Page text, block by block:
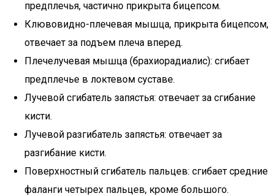
предплечья, частично прикрыта бицепсом.
Клювовидно-плечевая мышца, прикрыта бицепсом,
отвечает за подъем плеча вперед.
Плечелучевая мышца (брахиорадиалис): сгибает
предплечье в локтевом суставе.
Лучевой сгибатель запястья: отвечает за сгибание
кисти.
Лучевой разгибатель запястья: отвечает за
разгибание кисти.
Поверхностный сгибатель пальцев: сгибает средние
фаланги четырех пальцев, кроме большого.